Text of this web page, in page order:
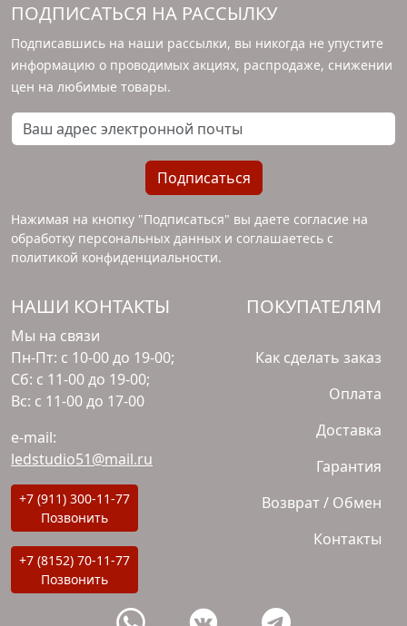
ПОДПИСАТЬСЯ НА РАССЫЛКУ
Подписавшись на наши рассылки, вы никогда не упустите
информацию о проводимых акциях, распродаже, снижении
цен на любимые товары.
Ваш адрес электронной почты
Подписаться
Нажимая на кнопку "Подписаться" вы даете согласие на
обработку персональных данных и соглашаетесь с
политикой конфиденциальности.
НАШИ КОНТАКТЫ
Мы на связи
Пн-Пт: с 10-00 до 19-00;
Сб: с 11-00 до 19-00;
Вс: с 11-00 до 17-00
e-mail:
ledstudio51@mail.ru
+7 (911) 300-11-77
Позвонить
+7 (8152) 70-11-77
Позвонить
ПОКУПАТЕЛЯМ
Как сделать заказ
Оплата
Доставка
Гарантия
Возврат / Обмен
Контакты